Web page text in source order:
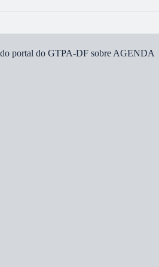
portal do GTPA-DF sobre AGENDA